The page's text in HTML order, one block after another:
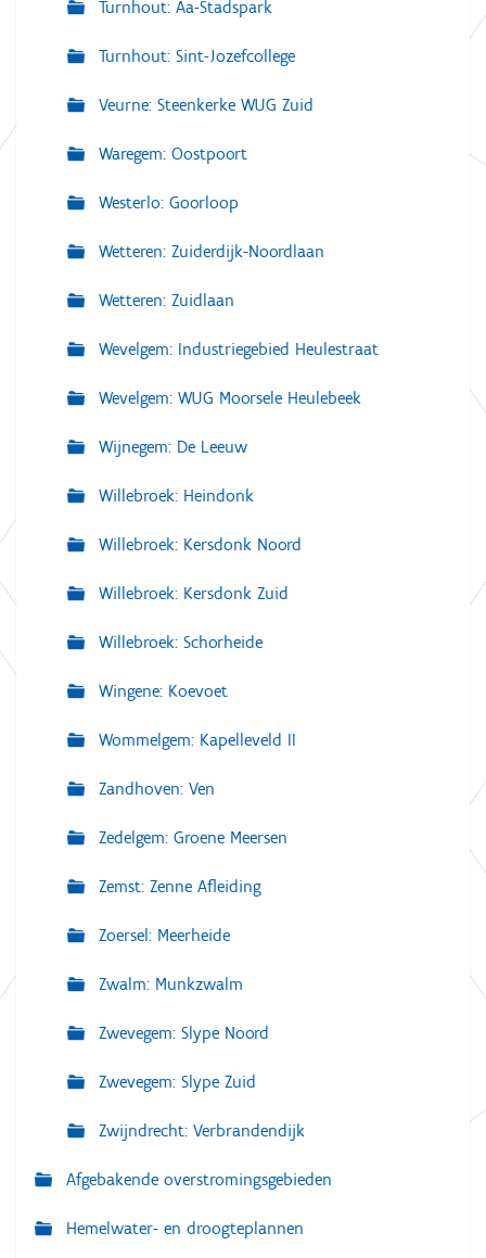
Turnhout: Aa-Stadspark
Turnhout: Sint-Jozefcollege
Veurne: Steenkerke WUG Zuid
Waregem: Oostpoort
Westerlo: Goorloop
Wetteren: Zuiderdijk-Noordlaan
Wetteren: Zuidlaan
Wevelgem: Industriegebied Heulestraat
Wevelgem: WUG Moorsele Heulebeek
Wijnegem: De Leeuw
Willebroek: Heindonk
Willebroek: Kersdonk Noord
Willebroek: Kersdonk Zuid
Willebroek: Schorheide
Wingene: Koevoet
Wommelgem: Kapelleveld II
Zandhoven: Ven
Zedelgem: Groene Meersen
Zemst: Zenne Afleiding
Zoersel: Meerheide
Zwalm: Munkzwalm
Zwevegem: Slype Noord
Zwevegem: Slype Zuid
Zwijndrecht: Verbrandendijk
Afgebakende overstromingsgebieden
Hemelwater- en droogteplannen